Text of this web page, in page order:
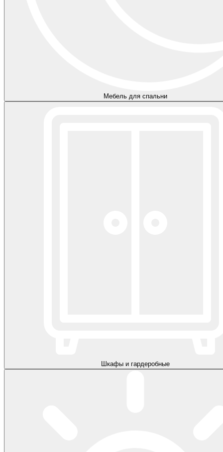
Мебель для спальни
Шкафы и гардеробные